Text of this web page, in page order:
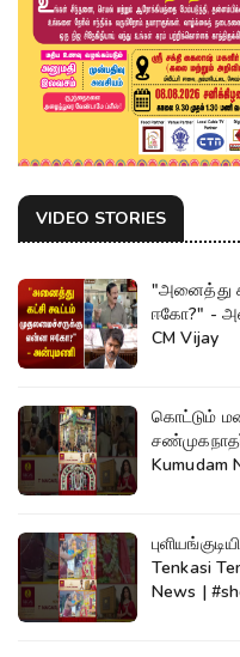
VIDEO STORIES
"அனைத்து
ஈகோ?" -
CM Vijay
கொட்டும்
Kumudam
Tenkasi
News |